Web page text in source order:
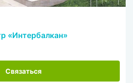
«Интербалкан»
Связаться